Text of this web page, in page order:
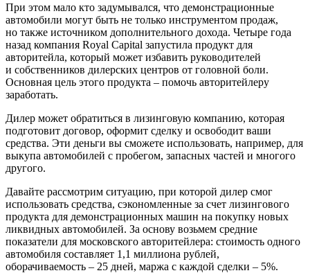
При этом мало кто задумывался, что демонстрационные
автомобили могут быть не только инструментом продаж,
но также источником дополнительного дохода. Четыре года
назад компания Royal Capital запустила продукт для
авторитейла, который может избавить руководителей
и собственников дилерских центров от головной боли.
Основная цель этого продукта – помочь авторитейлеру
заработать.
Дилер может обратиться в лизинговую компанию, которая
подготовит договор, оформит сделку и освободит ваши
средства. Эти деньги вы сможете использовать, например, для
выкупа автомобилей с пробегом, запасных частей и многого
другого.
Давайте рассмотрим ситуацию, при которой дилер смог
использовать средства, сэкономленные за счет лизингового
продукта для демонстрационных машин на покупку новых
ликвидных автомобилей. За основу возьмем средние
показатели для московского авторитейлера: стоимость одного
автомобиля составляет 1,1 миллиона рублей,
оборачиваемость – 25 дней, маржа с каждой сделки – 5%.